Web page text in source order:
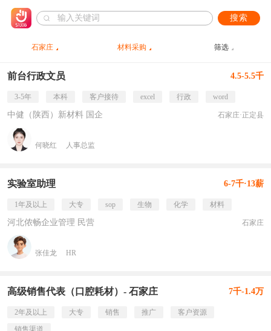
搜索
石家庄 材料采购 筛选
前台行政文员 4.5-5.5千
3-5年 本科 客户接待 excel 行政 word
中健（陕西）新材料 国企 石家庄·正定县
何晓红 人事总监
实验室助理 6-7千·13薪
1年及以上 大专 sop 生物 化学 材料
河北侬畅企业管理 民营 石家庄
张佳龙 HR
高级销售代表（口腔耗材）- 石家庄 7千-1.4万
2年及以上 大专 销售 推广
客户资源
销售渠道